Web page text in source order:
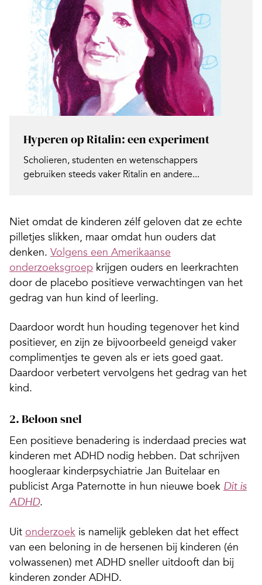
Hyperen op Ritalin: een experiment
Scholieren, studenten en wetenschappers
gebruiken steeds vaker Ritalin en andere...
Niet omdat de kinderen zélf geloven dat ze echte
pilletjes slikken, maar omdat hun ouders dat
denken. Volgens een Amerikaanse
onderzoeksgroep krijgen ouders en leerkrachten
door de placebo positieve verwachtingen van het
gedrag van hun kind of leerling.
Daardoor wordt hun houding tegenover het kind
positiever, en zijn ze bijvoorbeeld geneigd vaker
complimentjes te geven als er iets goed gaat.
Daardoor verbetert vervolgens het gedrag van het
kind.
2. Beloon snel
Een positieve benadering is inderdaad precies wat
kinderen met ADHD nodig hebben. Dat schrijven
hoogleraar kinderpsychiatrie Jan Buitelaar en
publicist Arga Paternotte in hun nieuwe boek Dit is
ADHD.
Uit onderzoek is namelijk gebleken dat het effect
van een beloning in de hersenen bij kinderen (én
volwassenen) met ADHD sneller uitdooft dan bij
kinderen zonder ADHD.